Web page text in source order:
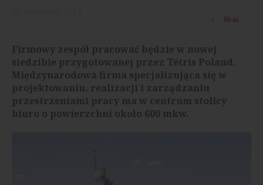
Wróć
Firmowy zespół pracować będzie w nowej
siedzibie przygotowanej przez Tétris Poland.
Międzynarodowa firma specjalizująca się w
projektowaniu, realizacji i zarządzaniu
przestrzeniami pracy ma w centrum stolicy
biuro o powierzchni około 600 mkw.